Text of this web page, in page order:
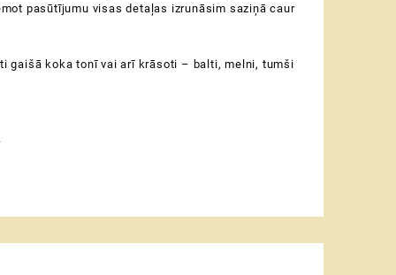
pasūtījumu visas detaļas izrunāsim saziņā caur
gaišā koka tonī vai arī krāsoti – balti, melni, tumši